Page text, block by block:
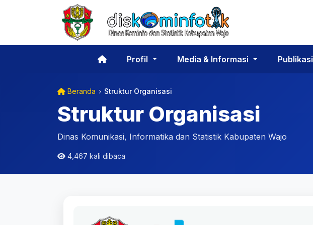
Profil Media & Informasi Publikasi
Beranda › Struktur Organisasi
Struktur Organisasi
Dinas Komunikasi, Informatika dan Statistik Kabupaten Wajo
4,467 kali dibaca